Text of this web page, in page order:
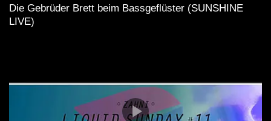
Die Gebrüder Brett beim Bassgeflüster (SUNSHINE
LIVE)